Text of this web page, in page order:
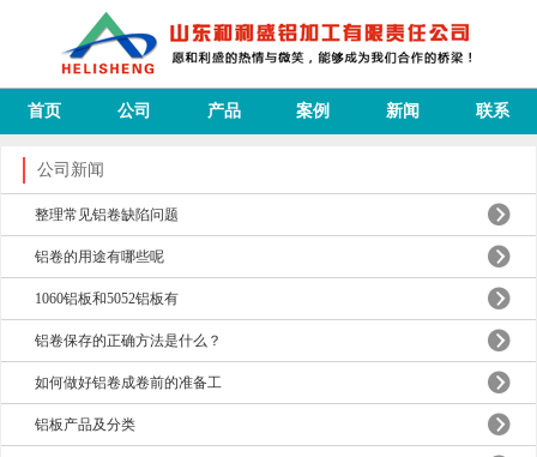
首页 公司 产品 案例 新闻 联系
公司新闻
整理常见铝卷缺陷问题
铝卷的用途有哪些呢
1060铝板和5052铝板有
铝卷保存的正确方法是什么？
如何做好铝卷成卷前的准备工
铝板产品及分类